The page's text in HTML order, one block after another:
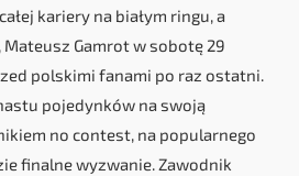
kariery na białym ringu, a
Mateusz Gamrot w sobotę 29
polskimi fanami po raz ostatni.
pojedynków na swoją
no contest, na popularnego
finalne wyzwanie. Zawodnik